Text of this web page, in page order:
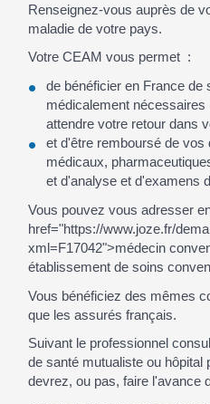
Renseignez-vous auprès de
maladie de votre pays.
Votre CEAM vous permet :
de bénéficier en France de
médicalement
attendre votre retour dans
et d'être remboursé de vos
médicaux,
et d'analyse et d'examens
Vous pouvez vous adresser
href="https://www.joze.fr/
xml=F17042">médecin
établissement de soins
Vous bénéficiez des mêmes
que les assurés français.
Suivant le professionnel
de santé mutualiste ou hôpital
devrez, ou pas, faire l'avance